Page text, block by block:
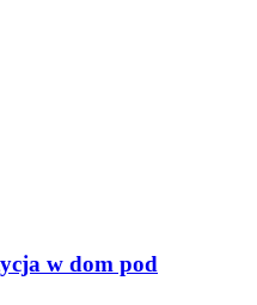
w dom pod